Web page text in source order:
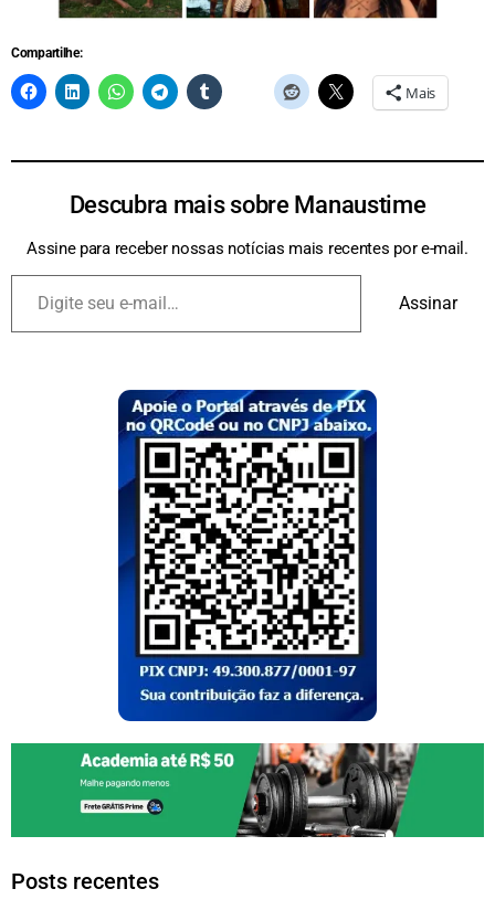
Compartilhe:
Mais
Descubra mais sobre Manaustime
Assine para receber nossas notícias mais recentes por e-mail.
Assinar
Posts recentes